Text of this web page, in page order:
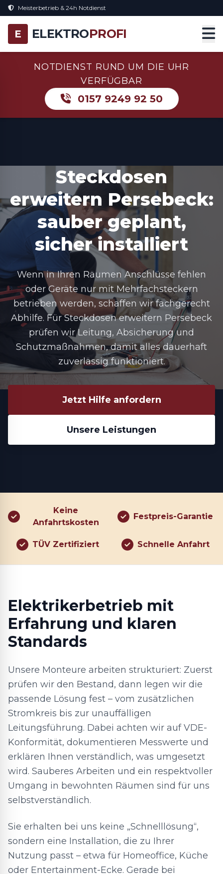
Meisterbetrieb & 24h Notdienst
E ELEKTROPROFI
NOTDIENST RUND UM DIE UHR
VERFÜGBAR
0157 9249 92 50
Steckdosen
erweitern Persebeck:
sauber geplant,
sicher installiert
Wenn in Ihren Räumen Anschlüsse fehlen
oder Geräte nur mit Mehrfachsteckern
betrieben werden, schaffen wir fachgerecht
Abhilfe. Für Steckdosen erweitern Persebeck
prüfen wir Leitung, Absicherung und
Schutzmaßnahmen, damit alles dauerhaft
zuverlässig funktioniert.
Jetzt Hilfe anfordern
Unsere Leistungen
Keine
Anfahrtskosten
Festpreis-Garantie
TÜV Zertifiziert Schnelle Anfahrt
Elektrikerbetrieb mit
Erfahrung und klaren
Standards
Unsere Monteure arbeiten strukturiert: Zuerst
prüfen wir den Bestand, dann legen wir die
passende Lösung fest – vom zusätzlichen
Stromkreis bis zur unauffälligen
Leitungsführung. Dabei achten wir auf VDE-
Konformität, dokumentieren Messwerte und
erklären Ihnen verständlich, was umgesetzt
wird. Sauberes Arbeiten und ein respektvoller
Umgang in bewohnten Räumen sind für uns
selbstverständlich.
Sie erhalten bei uns keine „Schnelllösung“,
sondern eine Installation, die zu Ihrer
Nutzung passt – etwa für Homeoffice, Küche
oder Entertainment-Ecke. Gerade bei